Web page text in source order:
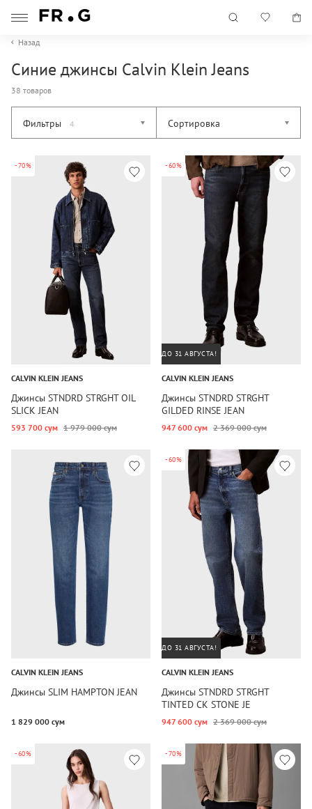
Назад
Синие джинсы Calvin Klein Jeans
38 товаров
Фильтры 4 Сортировка
-70%
CALVIN KLEIN JEANS
Джинсы STNDRD STRGHT OIL
SLICK JEAN
593 700 сум 1 979 000 сум
-60%
ДО 31 АВГУСТА!
CALVIN KLEIN JEANS
Джинсы STNDRD STRGHT
GILDED RINSE JEAN
947 600 сум 2 369 000 сум
CALVIN KLEIN JEANS
Джинсы SLIM HAMPTON JEAN
1 829 000 сум
-60%
ДО 31 АВГУСТА!
CALVIN KLEIN JEANS
Джинсы STNDRD STRGHT
TINTED CK STONE JE
947 600 сум 2 369 000 сум
-60% -70%